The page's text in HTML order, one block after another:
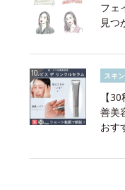
フェ
見つ
スキ
【
善美
おす